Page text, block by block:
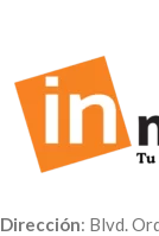
Dirección: Blvd.